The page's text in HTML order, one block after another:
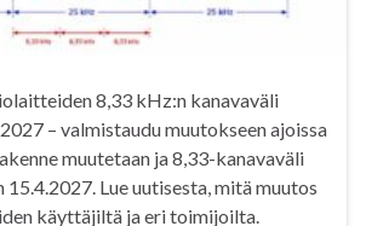
8,33 kHz:n kanavaväli
– valmistaudu muutokseen ajoissa
muutetaan ja 8,33-kanavaväli
Lue uutisesta, mitä muutos
käyttäjiltä ja eri toimijoilta.